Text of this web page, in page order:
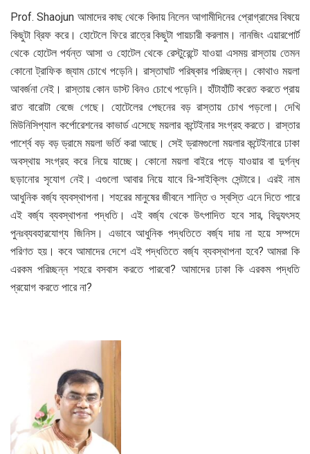
Prof. Shaojun আমাদের কাছ থেকে বিদায় নিলেন আগামীদিনের প্রোগ্রামের বিষয়ে
কিছুটা ব্রিফ করে। হোটেলে ফিরে রাত্রে কিছুটা পায়চারী করলাম। নানজিং এয়ারপোর্ট
থেকে হোটেল পর্যন্ত আসা ও হোটেল থেকে রেস্টুরেন্টে যাওয়া এসময় রাস্তায় তেমন
কোনো ট্রাফিক জ্যাম চোখে পড়েনি। রাস্তাঘাট পরিষ্কার পরিচ্ছন্ন। কোথাও ময়লা
আবর্জনা নেই। রাস্তায় কোন ডাস্ট বিনও চোখে পড়েনি। হাঁটাহাঁটি করেত করতে প্রায়
রাত বারোটা বেজে গেছে। হোটেলের পেছনের বড় রাস্তায় চোখ পড়লো। দেখি
মিউনিসিপ্যাল কর্পোরেশনের কাভার্ড এসেছে ময়লার কন্টেইনার সংগ্রহ করতে। রাস্তার
পার্শ্বে বড় বড় ড্রামে ময়লা ভর্তি করা আছে। সেই ড্রামগুলো ময়লার কন্টেইনারে ঢাকা
অবস্থায় সংগ্রহ করে নিয়ে যাচ্ছে। কোনো ময়লা বাইরে পড়ে যাওয়ার বা দুর্গন্ধ
ছড়ানোর সৃযোগ নেই। এগুলো আবার নিয়ে যাবে রি-সাইক্লিং সেন্টারে। এরই নাম
আধুনিক বর্জ্য ব্যবস্থাপনা। শহরের মানুষের জীবনে শান্তি ও স্বস্তি এনে দিতে পারে
এই বর্জ্য ব্যবস্থাপনা পদ্ধতি। এই বর্জ্য থেকে উৎপাদিত হবে সার, বিদ্যুৎসহ
পুনঃব্যবহারযোগ্য জিনিস। এভাবে আধুনিক পদ্ধতিতে বর্জ্য দায় না হয়ে সম্পদে
পরিণত হয়। কবে আমাদের দেশে এই পদ্ধতিতে বর্জ্য ব্যবস্থাপনা হবে? আমরা কি
এরকম পরিচ্ছন্ন শহরে বসবাস করতে পারবো? আমাদের ঢাকা কি এরকম পদ্ধতি
প্রয়োগ করতে পারে না?